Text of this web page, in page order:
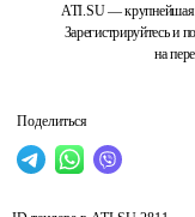
ATI.SU — крупнейшая
Зарегистрируйтесь и
на
Поделиться